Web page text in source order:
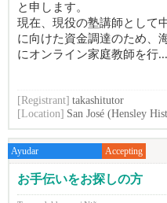
と申します。
現在、現役の塾講師として
に向けた資金調達のため、
にオンライン家庭教師を行...
[Registrant] takashitutor
[Location] San José (Hensley
Ayudar Accepting
お手伝いをお探しの方